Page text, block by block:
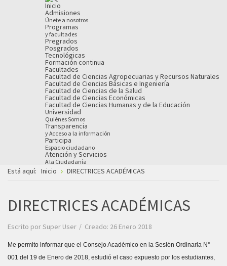
Inicio
Admisiones
Únete a nosotros
Programas
y facultades
Pregrados
Posgrados
Tecnológicas
Formación continua
Facultades
Facultad de Ciencias Agropecuarias y Recursos Naturales
Facultad de Ciencias Básicas e Ingeniería
Facultad de Ciencias de la Salud
Facultad de Ciencias Económicas
Facultad de Ciencias Humanas y de la Educación
Universidad
Quiénes Somos
Transparencia
y Acceso a la información
Participa
Espacio ciudadano
Atención y Servicios
A la Ciudadanía
Está aquí: Inicio DIRECTRICES ACADÉMICAS
DIRECTRICES ACADÉMICAS
Escrito porSuper User Creado: 26 Enero 2018
Me permito informar que el Consejo Académico en la Sesión Ordinaria N°
001 del 19 de Enero de 2018, estudió el caso expuesto por los estudiantes,